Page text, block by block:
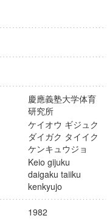
慶應義塾大学体育
研究所
ケイオウ ギジュク
ダイガク タイイク
ケンキュウジョ
Keio gijuku
daigaku taiiku
kenkyujo
1982